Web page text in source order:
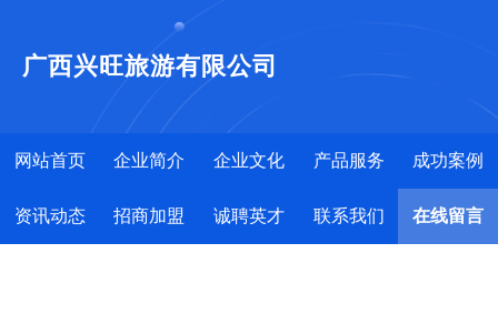
广西兴旺旅游有限公司
网站首页 企业简介 企业文化 产品服务 成功案例
资讯动态 招商加盟 诚聘英才 联系我们 在线留言